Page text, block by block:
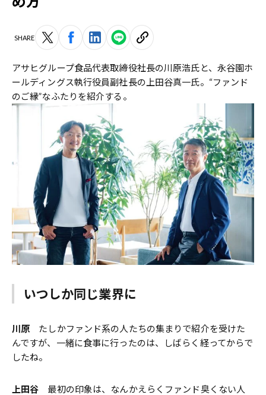
SHARE
アサヒグループ食品代表取締役社長の川原浩氏と、永谷園ホ
ールディングス執行役員副社長の上田谷真一氏。“ファンド
のご縁”なふたりを紹介する。
いつしか同じ業界に
川原 たしかファンド系の人たちの集まりで紹介を受けた
んですが、一緒に食事に行ったのは、しばらく経ってからで
したね。
上田谷 最初の印象は、なんかえらくファンド臭くない人